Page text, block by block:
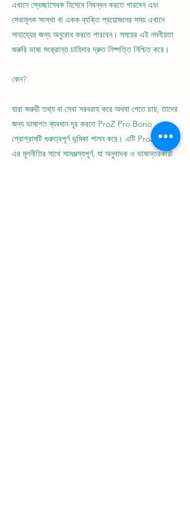
এখানে স্বেচ্ছাসেবক হিসেবে নিবন্ধন করতে পারবেন এবং
সেবামূলক সংস্থা বা একক ব্যক্তি প্রয়োজনের সময় এখানে
সাহায্যের জন্য অনুরোধ করতে পারবেন। সময়ের এই নমনীয়তা
জরুরি ভাষা সংক্রান্ত চাহিদার দ্রুত নিষ্পত্তি নিশ্চিত করে।​
কেন?
যারা জরুরী তথ্য বা সেবা সরবরাহ করে অথবা পেতে চায়, তাদের
জন্য ভাষাগত ব্যবধান দূর করতে ProZ Pro Bono
প্রোগ্রামটি গুরুত্বপূর্ণ ভূমিকা পালন করে। এটি ProZ.com
এর মূলনীতির সাথে সামঞ্জস্যপূর্ণ, যা অনুবাদক ও ভাষান্তরকারী